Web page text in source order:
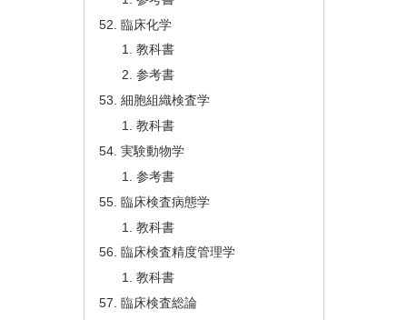
臨床化学
教科書
参考書
細胞組織検査学
教科書
実験動物学
参考書
臨床検査病態学
教科書
臨床検査精度管理学
教科書
臨床検査総論